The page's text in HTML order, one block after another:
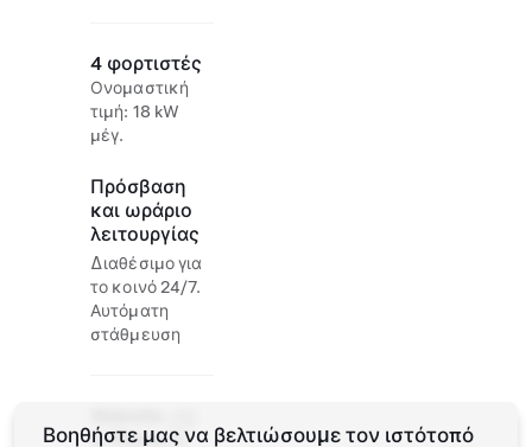
4 φορτιστές
Ονομαστική
τιμή: 18 kW
μέγ.
Πρόσβαση
και ωράριο
λειτουργίας
Διαθέσιμο για
το κοινό 24/7.
Αυτόματη
στάθμευση
& Phone55
Βοηθήστε μας να βελτιώσουμε τον ιστότοπό